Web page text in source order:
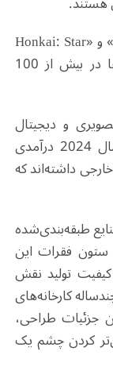
همچنین بازی‌هایی مانند «Genshin Impact» و «Honkai: Star
Rail» همچنان در بین پرفروش‌ترین بازی‌ها در بیش از 100
و دیجیتال
چین»، بازی‌های تولیدشده در چین طی سال 2024 درآمدی
خارجی داشته‌اند که
طبقه‌بندی‌شده
ستون فقرات این
تولید نقش
کارخانه‌های
جزئیات طراحی،
کردن چشم یک